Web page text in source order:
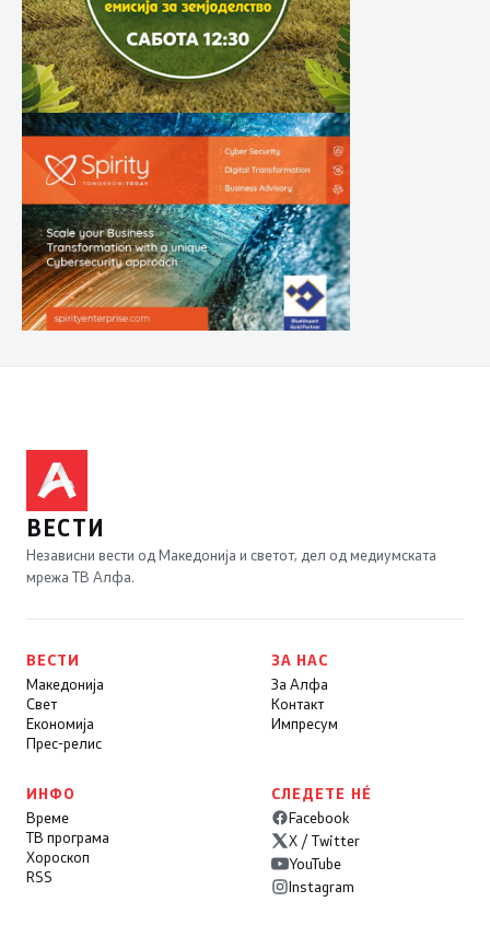
ВЕСТИ
Независни вести од Македонија и светот, дел од медиумската
мрежа ТВ Алфа.
ВЕСТИ
Македонија
Свет
Економија
Прес-релис
ЗА НАС
За Алфа
Контакт
Импресум
ИНФО
Време
ТВ програма
Хороскоп
RSS
СЛЕДЕТЕ НÉ
Facebook
X / Twitter
YouTube
Instagram